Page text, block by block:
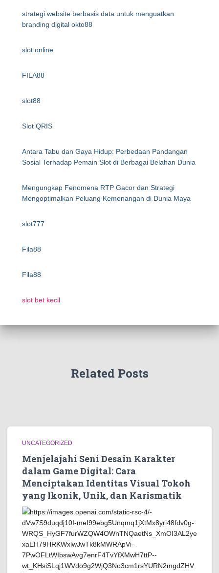
strategi website berbasis data untuk menguatkan
branding digital okto88
slot online
FILA88
slot88
Slot QRIS
Antara Tabu dan Gaya Hidup: Perbedaan Pandangan
Sosial Terhadap Pemain Slot di Berbagai Belahan Dunia
Mengungkap Fenomena RTP Gacor dan Strategi
Mengoptimalkan Peluang Kemenangan di Dunia Maya
slot777
Fila88
Fila88
slot bet kecil
Related Posts
UNCATEGORIZED
Menjelajahi Seni Desain Karakter
dalam Game Digital: Cara
Menciptakan Identitas Visual Tokoh
yang Ikonik, Unik, dan Karismatik